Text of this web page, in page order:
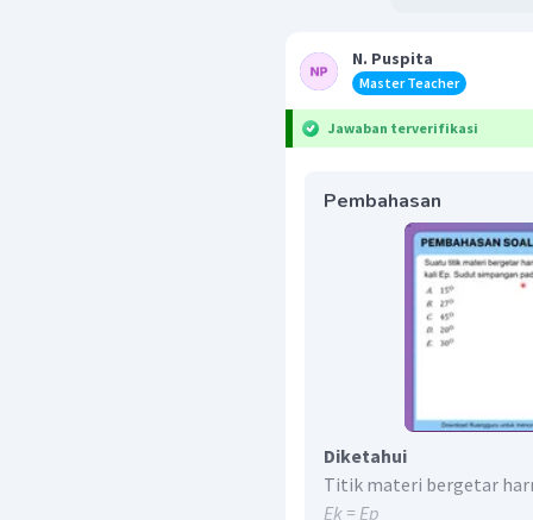
N. Puspita
Master Teacher
Jawaban terverifikasi
Pembahasan
Diketahui
Titik materi bergetar
Ek = Ep